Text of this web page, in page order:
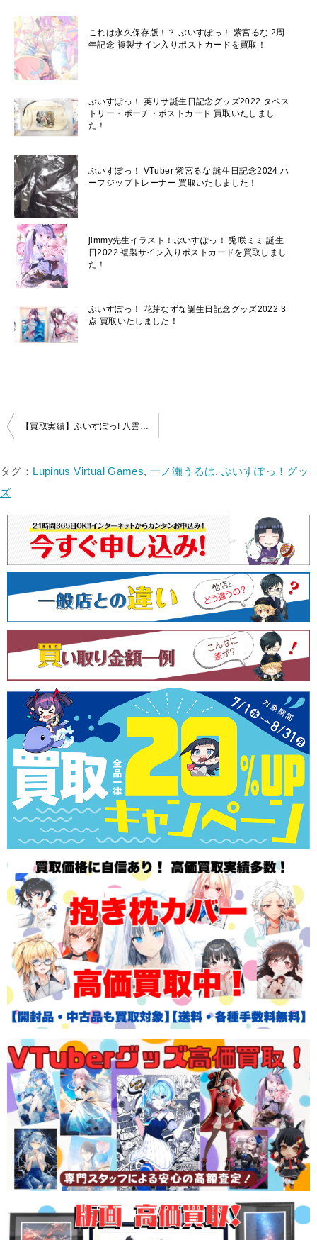
これは永久保存版！？ ぶいすぽっ！ 紫宮るな 2周
年記念 複製サイン入りポストカードを買取！
ぶいすぽっ！ 英リサ誕生日記念グッズ2022 タペス
トリー・ポーチ・ポストカード 買取いたしまし
た！
ぶいすぽっ！ VTuber 紫宮るな 誕生日記念2024 ハ
ーフジップトレーナー 買取いたしました！
jimmy先生イラスト！ぶいすぽっ！ 兎咲ミミ 誕生
日2022 複製サイン入りポストカードを買取しまし
た！
ぶいすぽっ！ 花芽なずな誕生日記念グッズ2022 3
点 買取いたしました！
投
ナ
ビ
ョ
ン
タグ： Lupinus Virtual Games,一ノ瀬うるは,ぶいすぽっ！グッ
ズ